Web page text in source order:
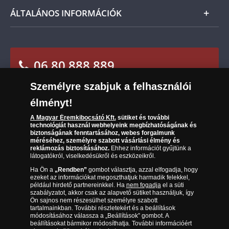
Reklamáció
Tájékoztató kezdők számára
ÁLTALÁNOS INFORMÁCIÓK
Sütik (cookies) használata
Süti (cookies)Beállítások
Társaságunkról
Az érmék és érmek ára és értéke
Gyakran ismételt kérdések
Adatkezelés
06 80 888 889
(díjmentesen hívható hétfőtől csütörtökig 9.00 és
17.00 óra között, péntekenként 9.00 és 15.00 óra
között)
Személyre szabjuk a felhasználói
élményt!
A Magyar Éremkibocsátó Kft.sütiket és további
technológiát használ webhelyeink megbízhatóságának és
biztonságának fenntartásához, webes forgalmunk
méréséhez, személyre szabott vásárlási élmény és
reklámozás biztosításához.Ehhez információt gyűjtünk a
látogatókról, viselkedésükről és eszközeikről.
Ha Ön a „Rendben”gombot választja, azzal elfogadja, hogy
ezeket az információkat megoszthatjuk harmadik felekkel,
például hirdető partnereinkkel. Ha nem fogadjael a süti
szabályzatot, akkor csak az alapvető sütiket használjuk, így
Ön sajnos nem részesülhet személyre szabott
tartalmainkban. További részletekért és a beállítások
módosításához válassza a „Beállítások” gombot. A
beállításokat bármikor módosíthatja. További információért